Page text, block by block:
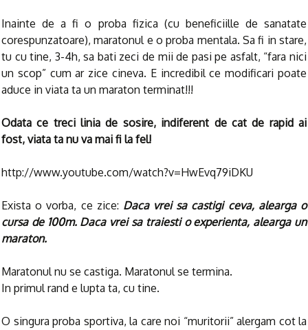
Inainte de a fi o proba fizica (cu beneficiille de sanatate
corespunzatoare), maratonul e o proba mentala. Sa fi in stare,
tu cu tine, 3-4h, sa bati zeci de mii de pasi pe asfalt, “fara nici
un scop” cum ar zice cineva. E incredibil ce modificari poate
aduce in viata ta un maraton terminat!!!
Odata ce treci linia de sosire, indiferent de cat de rapid ai
fost, viata ta nu va mai fi la fel!
http://www.youtube.com/watch?v=HwEvq79iDKU
Exista o vorba, ce zice: Daca vrei sa castigi ceva, alearga o
cursa de 100m. Daca vrei sa traiesti o experienta, alearga un
maraton.
Maratonul nu se castiga. Maratonul se termina.
In primul rand e lupta ta, cu tine.
O singura proba sportiva, la care noi “muritorii” alergam cot la